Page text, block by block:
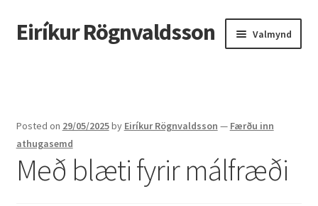
Fara
beint
Hoppa
yfir
Eiríkur Rögnvaldsson Valmynd
Ætt
Líf og starf
Posted on 29/05/2025by Eiríkur Rögnvaldsson — Færðu inn
athugasemd
Með blæti fyrir málfræði